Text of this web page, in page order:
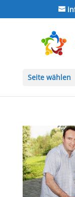
Seite wählen